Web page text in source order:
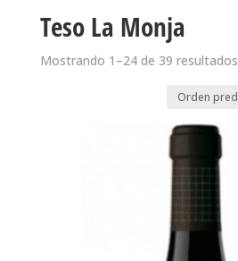
Teso La Monja
Mostrando 1–24 de 39 resultados